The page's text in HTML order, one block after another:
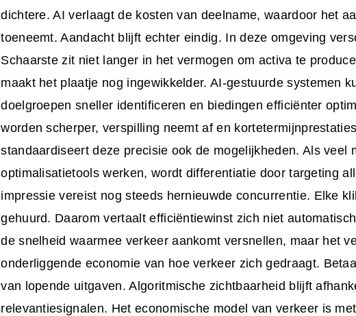
dichtere. AI verlaagt de kosten van deelname, waardoor het
toeneemt. Aandacht blijft echter eindig. In deze omgeving
Schaarste zit niet langer in het vermogen om activa te
maakt het plaatje nog ingewikkelder. AI-gestuurde systemen
doelgroepen sneller identificeren en biedingen efficiënter
worden scherper, verspilling neemt af en
standaardiseert deze precisie ook de mogelijkheden. Als veel
optimalisatietools werken, wordt differentiatie door targeting
impressie vereist nog steeds hernieuwde concurrentie. Elke
gehuurd. Daarom vertaalt efficiëntiewinst zich niet
de snelheid waarmee verkeer aankomt versnellen, maar het
onderliggende economie van hoe verkeer zich gedraagt.
van lopende uitgaven. Algoritmische zichtbaarheid blijft
relevantiesignalen. Het economische model van verkeer is